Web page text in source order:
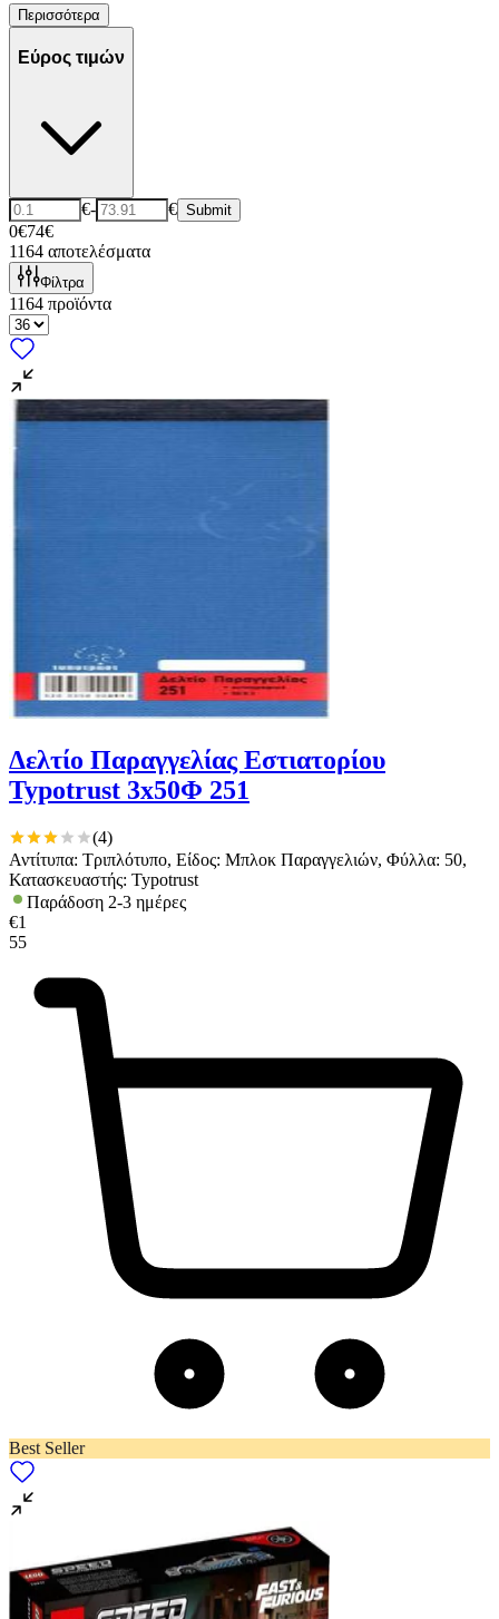
Περισσότερα
Εύρος τιμών
€- € Submit
0€74€
1164 αποτελέσματα
Φίλτρα
1164 προϊόντα
Δελτίο Παραγγελίας Εστιατορίου
Typotrust 3x50Φ 251
(4)
Αντίτυπα: Τριπλότυπο, Είδος: Μπλοκ Παραγγελιών, Φύλλα: 50,
Κατασκευαστής: Typotrust
Παράδοση 2-3 ημέρες
€1
55
Best Seller